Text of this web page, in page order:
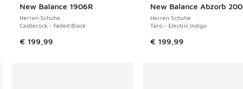
New Balance 1906R
Herren Schuhe
Castlerock - Faded Black
€ 199,99
New Balance Abzorb
Herren Schuhe
Taro - Electric Indigo
€ 199,99